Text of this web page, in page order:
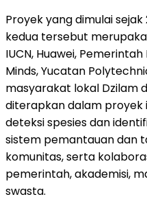
Proyek yang dimulai
kedua tersebut
IUCN, Huawei,
Minds, Yucatan
masyarakat lokal Dzilam
diterapkan dalam proyek
deteksi spesies dan
sistem pemantauan dan
komunitas, serta
pemerintah, akademisi,
swasta.